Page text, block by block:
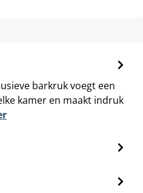
barkruk voegt een
kamer en maakt indruk